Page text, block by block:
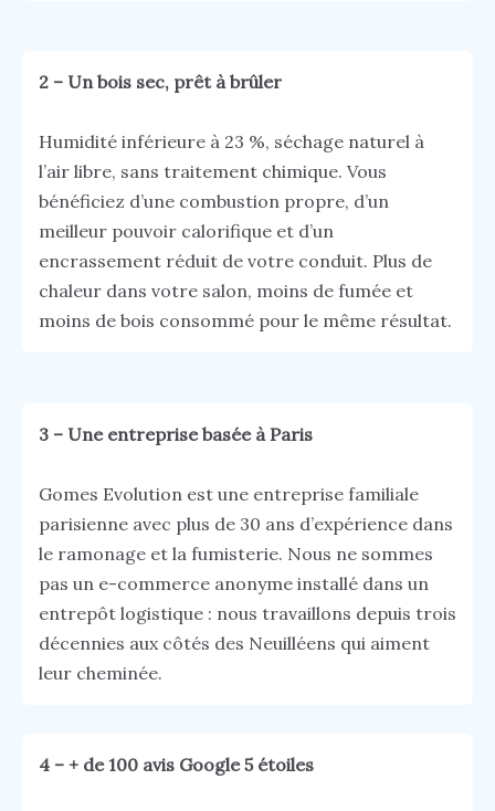
2 – Un bois sec, prêt à brûler
Humidité inférieure à 23 %, séchage naturel à
l’air libre, sans traitement chimique. Vous
bénéficiez d’une combustion propre, d’un
meilleur pouvoir calorifique et d’un
encrassement réduit de votre conduit. Plus de
chaleur dans votre salon, moins de fumée et
moins de bois consommé pour le même résultat.
3 – Une entreprise basée à Paris
Gomes Evolution est une entreprise familiale
parisienne avec plus de 30 ans d’expérience dans
le ramonage et la fumisterie. Nous ne sommes
pas un e-commerce anonyme installé dans un
entrepôt logistique : nous travaillons depuis trois
décennies aux côtés des Neuilléens qui aiment
leur cheminée.
4 – + de 100 avis Google 5 étoiles